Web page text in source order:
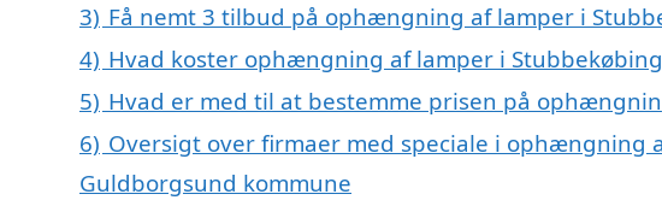
3) Få nemt 3 tilbud på ophængning af lamper i
4) Hvad koster ophængning af lamper i
5) Hvad er med til at bestemme prisen på
6) Oversigt over firmaer med speciale i ophængning
Guldborgsund kommune